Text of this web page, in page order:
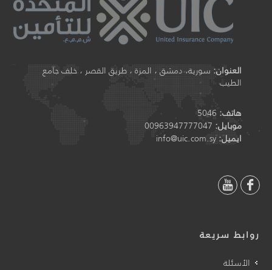
العنوان: سورية، دمشق ، المزة ، طريق القصر ، خلف جامع
الطيب
هاتف: 5046
موبايل: 00963947777047
ايميل:info@uic.com.sy
روابط سريعة
الأسئلة